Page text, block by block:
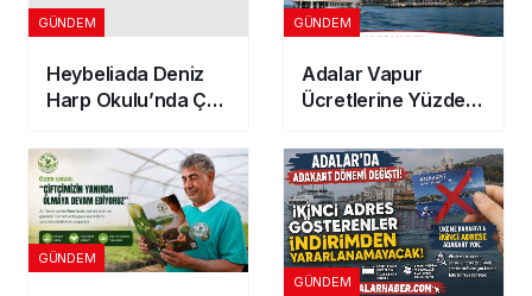
GÜNDEM
Heybeliada Deniz
Harp Okulu’nda Çatı
Alevler!
GÜNDEM
Adalar Vapur
Ücretlerine Yüzde
Güncel Tarife
Açıklandı
GÜNDEM
GÜNDEM